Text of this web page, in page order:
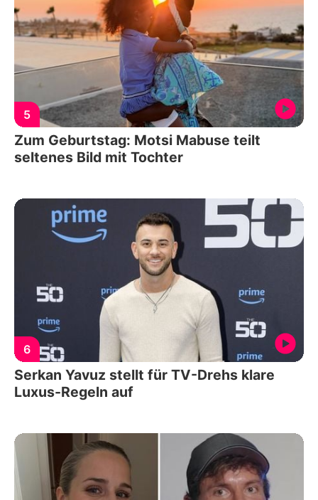
5
Zum Geburtstag: Motsi Mabuse teilt
seltenes Bild mit Tochter
6
Serkan Yavuz stellt für TV-Drehs klare
Luxus-Regeln auf